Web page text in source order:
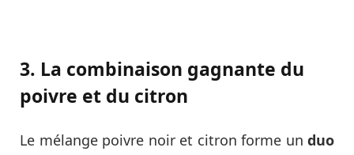
3. La combinaison gagnante du
poivre et du citron
Le mélange poivre noir et citron forme un duo